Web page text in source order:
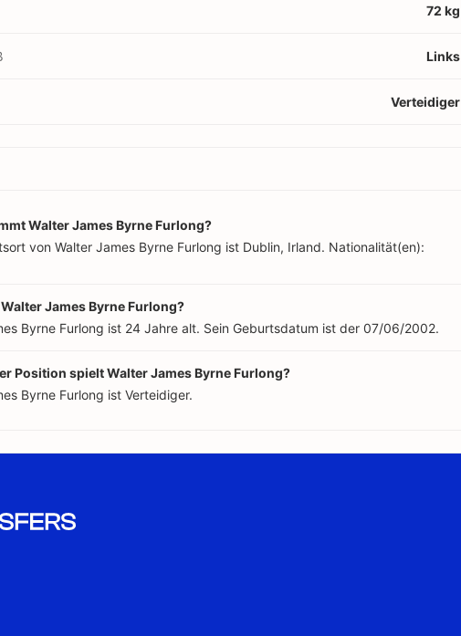
72 kg
Links
Verteidiger
Walter James Byrne Furlong?
von Walter James Byrne Furlong ist Dublin, Irland. Nationalität(en):
James Byrne Furlong?
Byrne Furlong ist 24 Jahre alt. Sein Geburtsdatum ist der 07/06/2002.
Position spielt Walter James Byrne Furlong?
Byrne Furlong ist Verteidiger.